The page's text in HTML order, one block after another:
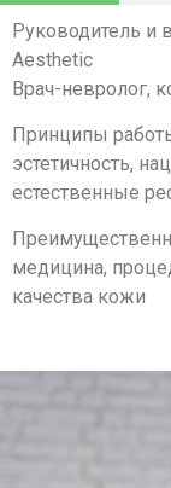
Руководитель и
Aesthetic
Врач-невролог,
Принципы
эстетичность,
естественные
медицина,
качества кожи